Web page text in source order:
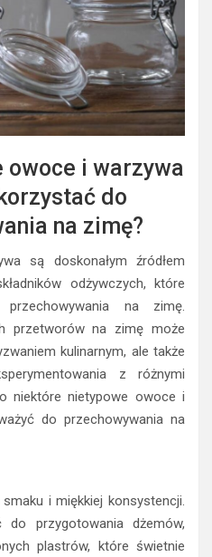
i warzywa
do
na zimę?
są doskonałym źródłem
odżywczych, które
na zimę.
przetworów na zimę może
kulinarnym, ale także
z różnymi
niektóre nietypowe owoce i
do przechowywania na
i miękkiej konsystencji.
do przygotowania dżemów,
plastrów, które świetnie